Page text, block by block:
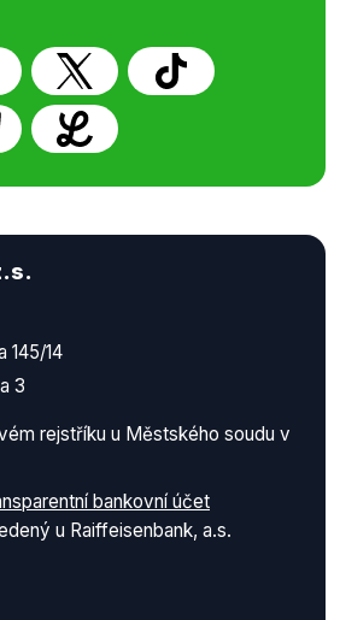
145/14
3
rejstříku u Městského soudu v
bankovní účet
u Raiffeisenbank, a.s.